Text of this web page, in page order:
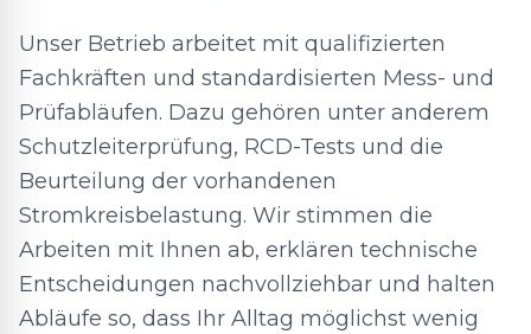
Unser Betrieb arbeitet mit qualifizierten
Fachkräften und standardisierten Mess- und
Prüfabläufen. Dazu gehören unter anderem
Schutzleiterprüfung, RCD-Tests und die
Beurteilung der vorhandenen
Stromkreisbelastung. Wir stimmen die
Arbeiten mit Ihnen ab, erklären technische
Entscheidungen nachvollziehbar und halten
Abläufe so, dass Ihr Alltag möglichst wenig